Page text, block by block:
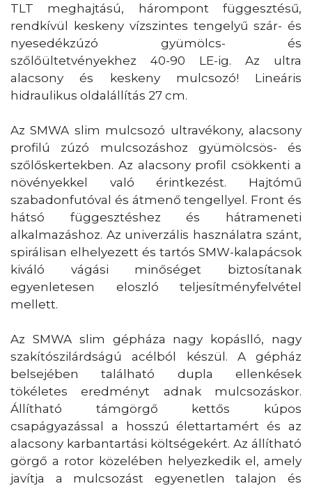
TLT meghajtású, hárompont függesztésű,
rendkívül keskeny vízszintes tengelyű szár- és
nyesedékzúzó gyümölcs- és
szőlőültetvényekhez 40-90 LE-ig. Az ultra
alacsony és keskeny mulcsozó! Lineáris
hidraulikus oldalállítás 27 cm.
Az SMWA slim mulcsozó ultravékony, alacsony
profilú zúzó mulcsozáshoz gyümölcsös- és
szőlőskertekben. Az alacsony profil csökkenti a
növényekkel való érintkezést. Hajtómű
szabadonfutóval és átmenő tengellyel. Front és
hátsó függesztéshez és hátrameneti
alkalmazáshoz. Az univerzális használatra szánt,
spirálisan elhelyezett és tartós SMW-kalapácsok
kiváló vágási minőséget biztosítanak
egyenletesen eloszló teljesítményfelvétel
mellett.
Az SMWA slim gépháza nagy kopáslló, nagy
szakítószilárdságú acélból készül. A gépház
belsejében található dupla ellenkések
tökéletes eredményt adnak mulcsozáskor.
Állítható támgörgő kettős kúpos
csapágyazással a hosszú élettartamért és az
alacsony karbantartási költségekért. Az állítható
görgő a rotor közelében helyezkedik el, amely
javítja a mulcsozást egyenetlen talajon és